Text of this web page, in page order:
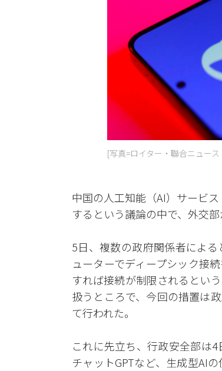
[写真=ロイター・聯合ニュー
中国の人工知能（AI）サービ
するという議論の中で、外交
5日、複数の政府関係者によ
ューターでディープシック接
すれば接続が制限されるとい
扱うところで、今回の措置は
て行われた。
これに先立ち、行政安全部は
チャットGPTなど、生成型AI